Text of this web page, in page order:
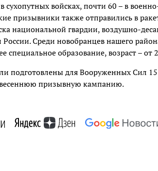
сухопутных войсках, почти 60 – в
призывники также отправились в
национальной гвардии, воздушно-
Среди новобранцев нашего
специальное образование, возраст – от
для Вооруженных Сил 15
призывную кампанию.